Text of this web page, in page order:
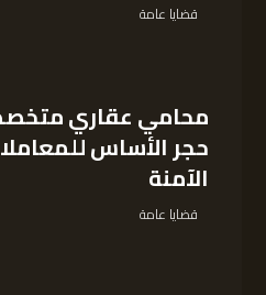
قضايا عامة
محامي عقاري
حجر الأساس
الآمنة
قضايا عامة